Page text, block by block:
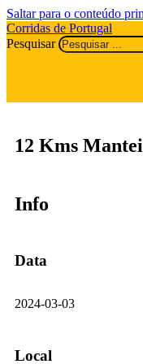
Saltar para o conteúdo
Corridas de Portugal
Pesquisar
12 Kms
Info
Data
2024-03-03
Local